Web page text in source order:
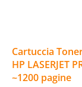
Cartuccia
HP LASERJET
~1200 pagine